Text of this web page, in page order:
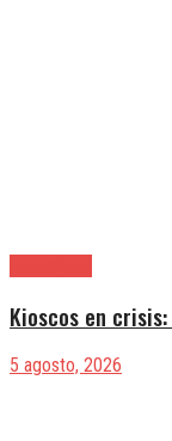
Kioscos en
5 agosto, 2026